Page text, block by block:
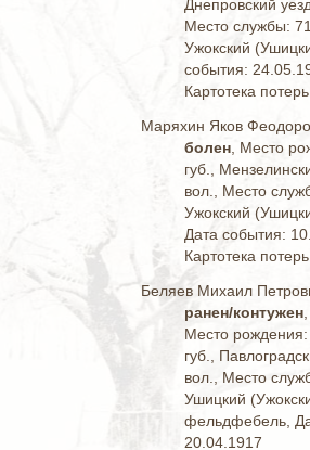
Днепровский
Место службы:
Ужокский
события:
Картотека потерь
Маряхин Яков
болен , Место
губ.,
вол., Место
Ужокский
Дата события:
Картотека потерь
Беляев Михаил
ранен/контужен
Место рождения:
губ.,
вол., Место
Ушицкий
фельдфебель,
20.04.1917